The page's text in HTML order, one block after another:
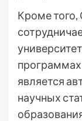
Кроме того,
является
научных